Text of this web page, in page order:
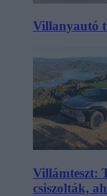
Villanyautó
Villámteszt:
csiszolták,